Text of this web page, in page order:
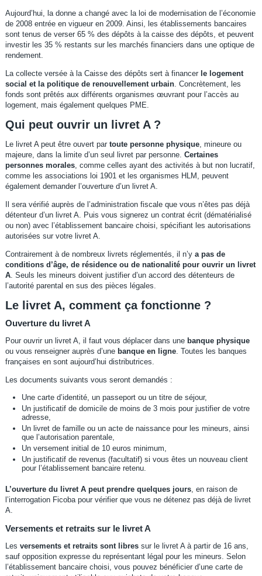
Aujourd’hui, la donne a changé avec la loi de modernisation de l’économie
de 2008 entrée en vigueur en 2009. Ainsi, les établissements bancaires
sont tenus de verser 65 % des dépôts à la caisse des dépôts, et peuvent
investir les 35 % restants sur les marchés financiers dans une optique de
rendement.
La collecte versée à la Caisse des dépôts sert à financer le logement
social et la politique de renouvellement urbain. Concrètement, les
fonds sont prêtés aux différents organismes œuvrant pour l’accès au
logement, mais également quelques PME.
Qui peut ouvrir un livret A ?
Le livret A peut être ouvert par toute personne physique, mineure ou
majeure, dans la limite d’un seul livret par personne. Certaines
personnes morales, comme celles ayant des activités à but non lucratif,
comme les associations loi 1901 et les organismes HLM, peuvent
également demander l’ouverture d’un livret A.
Il sera vérifié auprès de l’administration fiscale que vous n’êtes pas déjà
détenteur d’un livret A. Puis vous signerez un contrat écrit (dématérialisé
ou non) avec l’établissement bancaire choisi, spécifiant les autorisations
autorisées sur votre livret A.
Contrairement à de nombreux livrets réglementés, il n’y a pas de
conditions d’âge, de résidence ou de nationalité pour ouvrir un livret
A. Seuls les mineurs doivent justifier d’un accord des détenteurs de
l’autorité parental en sus des pièces légales.
Le livret A, comment ça fonctionne ?
Ouverture du livret A
Pour ouvrir un livret A, il faut vous déplacer dans unebanque physique
ou vous renseigner auprès d’une banque en ligne. Toutes les banques
françaises en sont aujourd’hui distributrices.
Les documents suivants vous seront demandés :
Une carte d’identité, un passeport ou un titre de séjour,
Un justificatif de domicile de moins de 3 mois pour justifier de votre
adresse,
Un livret de famille ou un acte de naissance pour les mineurs, ainsi
que l’autorisation parentale,
Un versement initial de 10 euros minimum,
Un justificatif de revenus (facultatif) si vous êtes un nouveau client
pour l’établissement bancaire retenu.
L’ouverture du livret A peut prendre quelques jours, en raison de
l’interrogation Ficoba pour vérifier que vous ne détenez pas déjà de livret
A.
Versements et retraits sur le livret A
Les versements et retraits sont libressur le livret A à partir de 16 ans,
sauf opposition expresse du représentant légal pour les mineurs. Selon
l’établissement bancaire choisi, vous pouvez bénéficier d’une carte de